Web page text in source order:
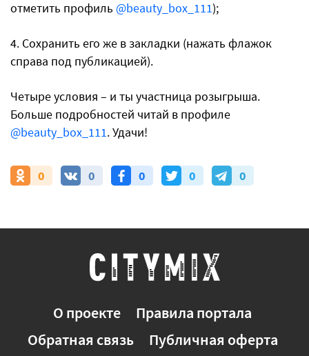
отметить профиль @beauty_box_111);
4. Сохранить его же в закладки (нажать флажок
справа под публикацией).
Четыре условия – и ты участница розыгрыша.
Больше подробностей читай в профиле
@beauty_box_111. Удачи!
0 0 0 0 0
О проекте
Правила портала
Обратная связь
Публичная оферта